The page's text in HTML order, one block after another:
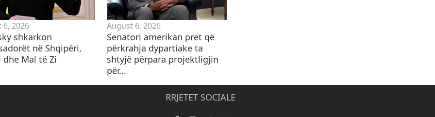
6, 2026
shkarkon
në Shqipëri,
dhe Mal të Zi
August 6, 2026
Senatori amerikan pret që
përkrahja dypartiake ta
shtyjë përpara projektligjin
për...
RRJETET SOCIALE